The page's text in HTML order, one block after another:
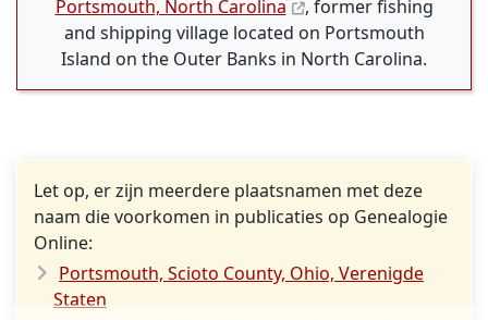
Portsmouth, North Carolina
, former fishing
and shipping village located on Portsmouth
Island on the Outer Banks in North Carolina.
Let op, er zijn meerdere plaatsnamen met deze
naam die voorkomen in publicaties op Genealogie
Online:
Portsmouth, Scioto County, Ohio, Verenigde
Staten